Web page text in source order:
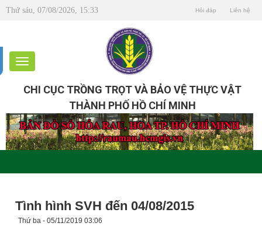
Thứ sáu, 07/08/2026, 15:33 Hỏi đáp Liên hệ
CHI CỤC TRỒNG TRỌT VÀ BẢO VỆ THỰC VẬT
THÀNH PHỐ HỒ CHÍ MINH
Tình hình SVH đến 04/08/2015
Thứ ba - 05/11/2019 03:06